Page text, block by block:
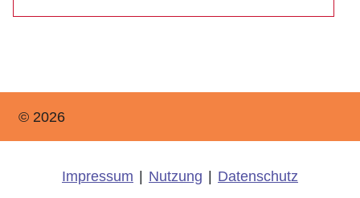
© 2026
Impressum Nutzung Datenschutz